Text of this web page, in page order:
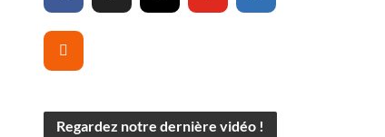
Regardez notre dernière vidéo !